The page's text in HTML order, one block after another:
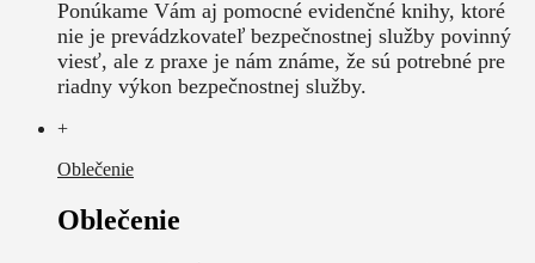
Ponúkame Vám aj pomocné evidenčné knihy, ktoré
nie je prevádzkovateľ bezpečnostnej služby povinný
viesť, ale z praxe je nám známe, že sú potrebné pre
riadny výkon bezpečnostnej služby.
+
Oblečenie
Oblečenie